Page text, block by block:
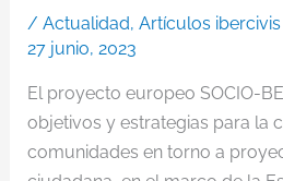
/ Actualidad, Artículos ibercivis
27 junio, 2023
El proyecto europeo SOCIO-
objetivos y estrategias para la
comunidades en torno a